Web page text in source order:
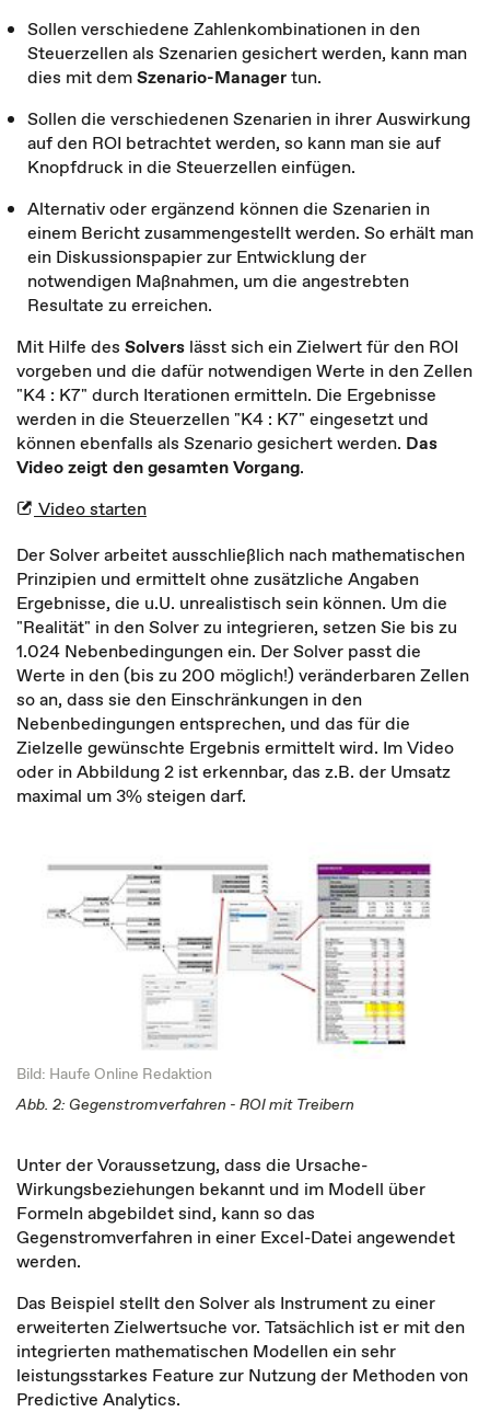
Sollen verschiedene Zahlenkombinationen in den
Steuerzellen als Szenarien gesichert werden, kann man
dies mit demSzenario-Managertun.
Sollen die verschiedenen Szenarien in ihrer Auswirkung
auf den ROI betrachtet werden, so kann man sie auf
Knopfdruck in die Steuerzellen einfügen.
Alternativ oder ergänzend können die Szenarien in
einem Bericht zusammengestellt werden. So erhält man
ein Diskussionspapier zur Entwicklung der
notwendigen Maßnahmen, um die angestrebten
Resultate zu erreichen.
Mit Hilfe des Solvers lässt sich ein Zielwert für den ROI
vorgeben und die dafür notwendigen Werte in den Zellen
"K4 : K7" durch Iterationen ermitteln. Die Ergebnisse
werden in die Steuerzellen "K4 : K7" eingesetzt und
können ebenfalls als Szenario gesichert werden. Das
Video zeigt den gesamten Vorgang.
Video starten
Der Solver arbeitet ausschließlich nach mathematischen
Prinzipien und ermittelt ohne zusätzliche Angaben
Ergebnisse, die u.U. unrealistisch sein können. Um die
"Realität" in den Solver zu integrieren, setzen Sie bis zu
1.024 Nebenbedingungen ein. Der Solver passt die
Werte in den (bis zu 200 möglich!) veränderbaren Zellen
so an, dass sie den Einschränkungen in den
Nebenbedingungen entsprechen, und das für die
Zielzelle gewünschte Ergebnis ermittelt wird. Im Video
oder in Abbildung 2 ist erkennbar, das z.B. der Umsatz
maximal um 3% steigen darf.
Bild: Haufe Online Redaktion
Abb. 2: Gegenstromverfahren - ROI mit Treibern
Unter der Voraussetzung, dass die Ursache-
Wirkungsbeziehungen bekannt und im Modell über
Formeln abgebildet sind, kann so das
Gegenstromverfahren in einer Excel-Datei angewendet
werden.
Das Beispiel stellt den Solver als Instrument zu einer
erweiterten Zielwertsuche vor. Tatsächlich ist er mit den
integrierten mathematischen Modellen ein sehr
leistungsstarkes Feature zur Nutzung der Methoden von
Predictive Analytics.